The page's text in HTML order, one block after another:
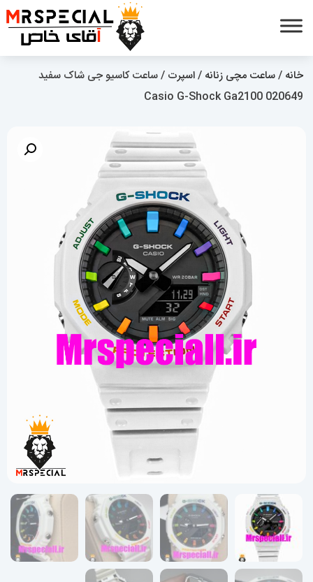
خانه /ساعت مچی زنانه /اسپرت / ساعت کاسیو جی شاک سفید
Casio G-Shock Ga2100 020649